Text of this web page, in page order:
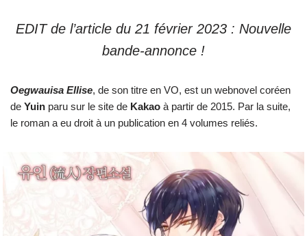
EDIT de l’article du 21 février 2023 : Nouvelle
bande-annonce !
Oegwauisa Ellise, de son titre en VO, est un webnovel coréen
de Yuin paru sur le site de Kakao à partir de 2015. Par la suite,
le roman a eu droit à un publication en 4 volumes reliés.